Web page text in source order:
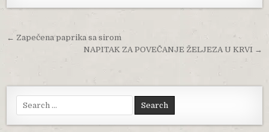
Post navigation
← Zapečena paprika sa sirom
NAPITAK ZA POVEČANJE ŽELJEZA U KRVI →
Search for: